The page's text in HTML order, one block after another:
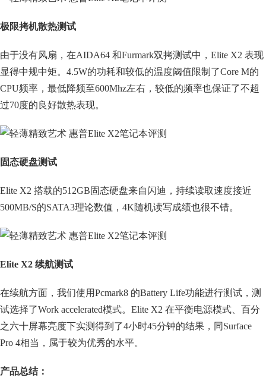
极限拷机散热测试
由于没有风扇，在AIDA64 和Furmark双拷测试中，Elite X2 表现
显得中规中矩。4.5W的功耗和较低的温度阈值限制了Core M的
CPU频率，最低降频至600Mhz左右，较低的频率也保证了不超
过70度的良好散热表现。
固态硬盘测试
Elite X2 搭载的512GB固态硬盘来自闪迪，持续读取速度接近
500MB/S的SATA3理论数值，4K随机读写成绩也很不错。
Elite X2 续航测试
在续航方面，我们使用Pcmark8 的Battery Life功能进行测试，测
试选择了Work accelerated模式。Elite X2 在平衡电源模式、百分
之六十屏幕亮度下实测得到了4小时45分钟的结果，同Surface
Pro 4相当，属于较为优秀的水平。
产品总结：